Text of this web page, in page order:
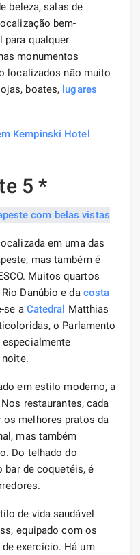
beleza, salas de
bem-
para qualquer
monumentos
localizados não muito
boates, lugares
Kempinski Hotel
5 *
em uma das
mas também é
Muitos quartos
Danúbio e da costa
se a Catedral Matthias
o Parlamento
noite.
em estilo moderno, a
restaurantes, cada
os melhores pratos da
mas também
Do telhado do
bar de coquetéis, é
de vida saudável
equipado com os
exercício. Há um